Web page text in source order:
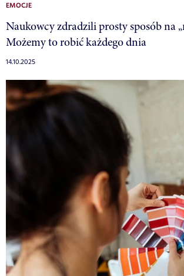
EMOCJE
Naukowcy zdradzili prosty sposób na
Możemy to robić każdego dnia
14.10.2025